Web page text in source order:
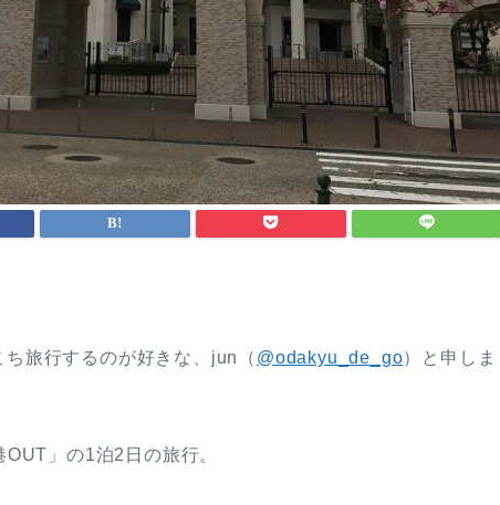
旅行するのが好きな、jun（ @odakyu_de_go）と申しま
」の1泊2日の旅行。